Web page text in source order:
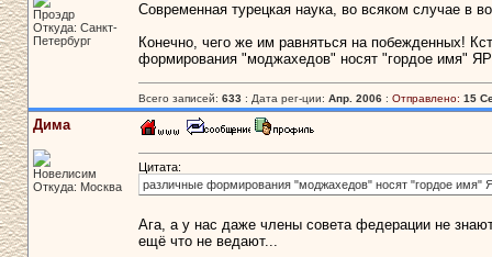
Проэдр
Откуда: Санкт-
Петербург
Современная турецкая наука, во всяком случае в
Конечно, чего же им равняться на побежденных!
формирования "моджахедов" носят "гордое имя"
Всего записей: 633: Дата рег-ции: Апр. 2006: Отправлено: 15
Дима
Новелисим
Откуда: Москва
Цитата:
различные формирования "моджахедов" носят "гордое имя"
Ага, а у нас даже члены совета федерации не
ещё что не ведают...